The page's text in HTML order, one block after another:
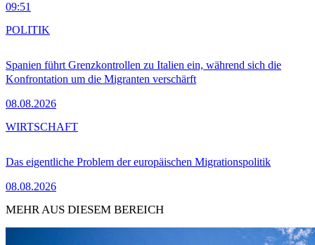
09:51
Spanien führt Grenzkontrollen zu Italien ein, während sich die
Konfrontation um die Migranten verschärft
08.08.2026
POLITIK
Das eigentliche Problem der europäischen Migrationspolitik
08.08.2026
WIRTSCHAFT
MEHR AUS DIESEM BEREICH